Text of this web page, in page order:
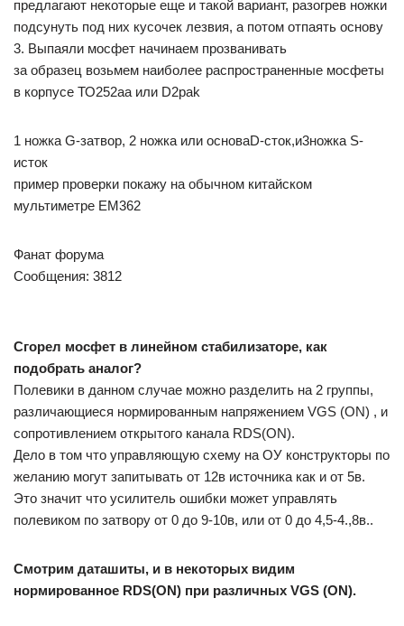
предлагают некоторые еще и такой вариант, разогрев ножки
подсунуть под них кусочек лезвия, а потом отпаять основу
3. Выпаяли мосфет начинаем прозванивать
за образец возьмем наиболее распространенные мосфеты
в корпусе ТО252аа или D2pak
1 ножка G-затвор, 2 ножка или основаD-сток,и3ножка S-
исток
пример проверки покажу на обычном китайском
мультиметре EM362
Фанат форума
Сообщения: 3812
Сгорел мосфет в линейном стабилизаторе, как
подобрать аналог?
Полевики в данном случае можно разделить на 2 группы,
различающиеся нормированным напряжением VGS (ON) , и
сопротивлением открытого канала RDS(ON).
Дело в том что управляющую схему на ОУ конструкторы по
желанию могут запитывать от 12в источника как и от 5в.
Это значит что усилитель ошибки может управлять
полевиком по затвору от 0 до 9-10в, или от 0 до 4,5-4.,8в..
Смотрим даташиты, и в некоторых видим
нормированное RDS(ON) при различных VGS (ON).